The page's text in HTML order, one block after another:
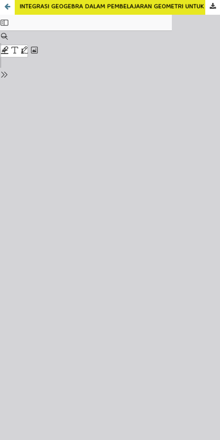
INTEGRASI GEOGEBRA DALAM PEMBELAJARAN GEOMETRI UNTUK MENINGKATKAN KEMAMPUAN VISUALISASI SPASIAL SISWA SMP